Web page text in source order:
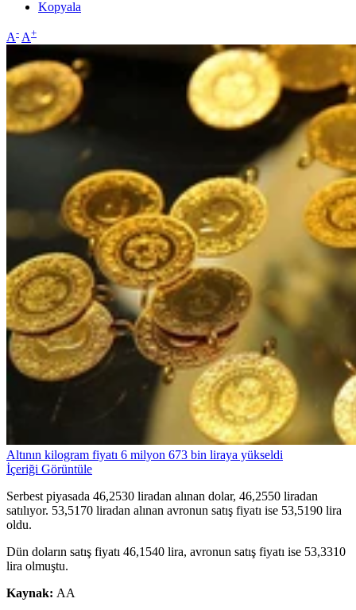
Kopyala
A- A+
Altının kilogram fiyatı 6 milyon 673 bin liraya yükseldi
İçeriği Görüntüle
Serbest piyasada 46,2530 liradan alınan dolar, 46,2550 liradan
satılıyor. 53,5170 liradan alınan avronun satış fiyatı ise 53,5190 lira
oldu.
Dün doların satış fiyatı 46,1540 lira, avronun satış fiyatı ise 53,3310
lira olmuştu.
Kaynak: AA